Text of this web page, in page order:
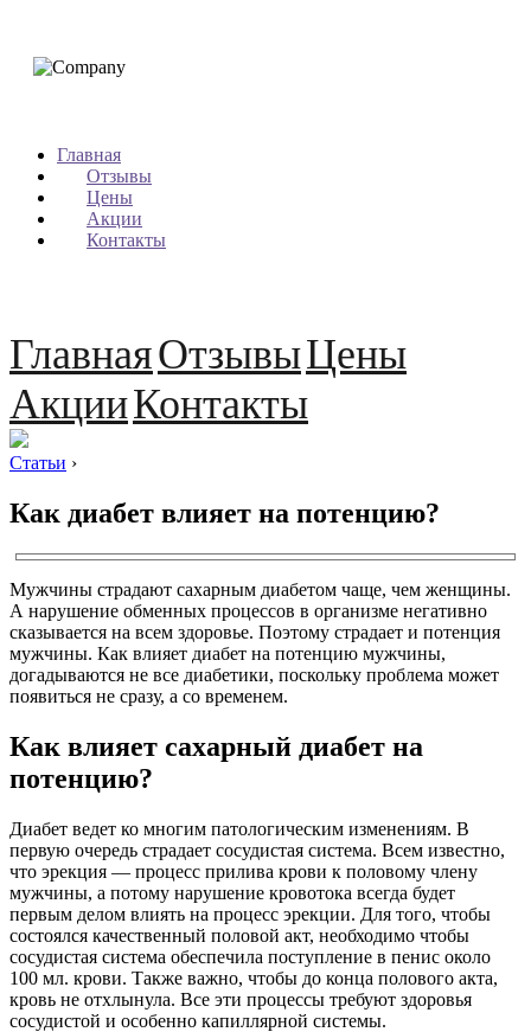
Главная
Отзывы
Цены
Акции
Контакты
ГлавнаяОтзывыЦены
АкцииКонтакты
Статьи ›
Как диабет влияет на потенцию?
Мужчины страдают сахарным диабетом чаще, чем женщины.
А нарушение обменных процессов в организме негативно
сказывается на всем здоровье. Поэтому страдает и потенция
мужчины. Как влияет диабет на потенцию мужчины,
догадываются не все диабетики, поскольку проблема может
появиться не сразу, а со временем.
Как влияет сахарный диабет на
потенцию?
Диабет ведет ко многим патологическим изменениям. В
первую очередь страдает сосудистая система. Всем известно,
что эрекция — процесс прилива крови к половому члену
мужчины, а потому нарушение кровотока всегда будет
первым делом влиять на процесс эрекции. Для того, чтобы
состоялся качественный половой акт, необходимо чтобы
сосудистая система обеспечила поступление в пенис около
100 мл. крови. Также важно, чтобы до конца полового акта,
кровь не отхлынула. Все эти процессы требуют здоровья
сосудистой и особенно капиллярной системы.